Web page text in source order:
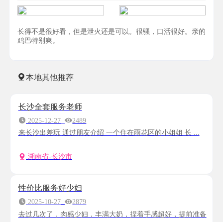
长得不是很好看，但是泄火还是可以。很骚，口活很好。亲的
鸡巴特别爽。
本地其他推荐
长沙全套服务老师
2025-12-27
2489
来长沙出差玩 通过朋友介绍 一个住在雨花区的小姐姐 长 ...
湖南省-长沙市
性价比服务好少妇
2025-10-27
2879
去过几次了，肉感少妇，丰满大奶，捏着手感超好，提前准备